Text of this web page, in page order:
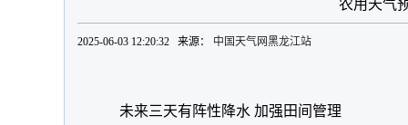
农用天气
2025-06-03 12:20:32 来源： 中国天气网黑龙江站
未来三天有阵性降水 加强田间管理